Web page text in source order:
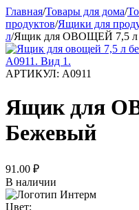
Главная/Товары для дома/
продуктов/Ящики для
л/Ящик для ОВОЩЕЙ 7,5 л
АРТИКУЛ: А0911
Ящик для
Бежевый
91.00 ₽
В наличии
Цвет: